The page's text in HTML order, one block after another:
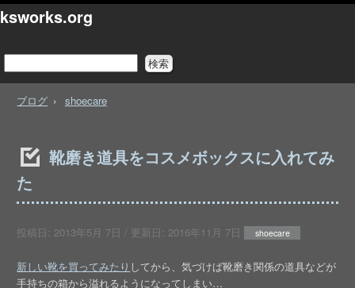
ksworks.org
ブログ shoecare
靴磨き道具をコスメボックスに入れてみ
た
投稿日: 2013年5月 7日 / 更新日: 2016年11月 7日 shoecare
新しい靴を買ってみたり してから、気づけば靴磨き関係の道具などが
手持ちの箱から溢れるようになってしまい…